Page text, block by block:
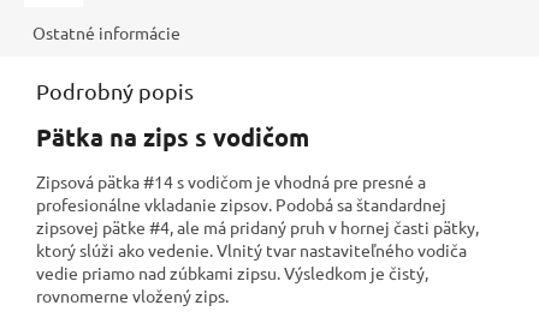
Ostatné informácie
Podrobný popis
Pätka na zips s vodičom
Zipsová pätka #14 s vodičom je vhodná pre presné a
profesionálne vkladanie zipsov. Podobá sa štandardnej
zipsovej pätke #4, ale má pridaný pruh v hornej časti pätky,
ktorý slúži ako vedenie.Vlnitý tvar nastaviteľného vodiča
vedie priamo nad zúbkami zipsu. Výsledkom je čistý,
rovnomerne vložený zips.